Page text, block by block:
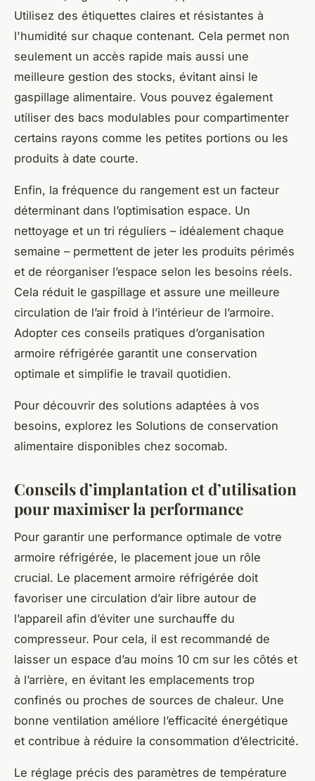
Utilisez des étiquettes claires et résistantes à
l'humidité sur chaque contenant. Cela permet non
seulement un accès rapide mais aussi une
meilleure gestion des stocks, évitant ainsi le
gaspillage alimentaire. Vous pouvez également
utiliser des bacs modulables pour compartimenter
certains rayons comme les petites portions ou les
produits à date courte.
Enfin, la fréquence du rangement est un facteur
déterminant dans l’optimisation espace. Un
nettoyage et un tri réguliers – idéalement chaque
semaine – permettent de jeter les produits périmés
et de réorganiser l’espace selon les besoins réels.
Cela réduit le gaspillage et assure une meilleure
circulation de l’air froid à l’intérieur de l’armoire.
Adopter ces conseils pratiques d’organisation
armoire réfrigérée garantit une conservation
optimale et simplifie le travail quotidien.
Pour découvrir des solutions adaptées à vos
besoins, explorez les Solutions de conservation
alimentaire disponibles chez socomab.
Conseils d’implantation et d’utilisation
pour maximiser la performance
Pour garantir une performance optimale de votre
armoire réfrigérée, le placement joue un rôle
crucial. Le placement armoire réfrigérée doit
favoriser une circulation d’air libre autour de
l’appareil afin d’éviter une surchauffe du
compresseur. Pour cela, il est recommandé de
laisser un espace d’au moins 10 cm sur les côtés et
à l’arrière, en évitant les emplacements trop
confinés ou proches de sources de chaleur. Une
bonne ventilation améliore l’efficacité énergétique
et contribue à réduire la consommation d’électricité.
Le réglage précis des paramètres de température